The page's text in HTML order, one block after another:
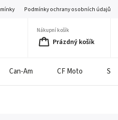
Podmínky ochrany osobních údajů
Nákupní košík
Prázdný košík
Can-Am CF Moto